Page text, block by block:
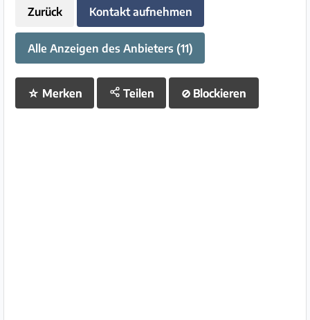
Zurück Kontakt aufnehmen
Alle Anzeigen des Anbieters (11)
☆ Merken Teilen ⊘ Blockieren